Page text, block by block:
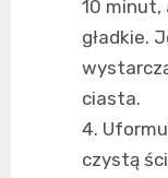
10 minut,
gładkie.
ciasta.
czystą